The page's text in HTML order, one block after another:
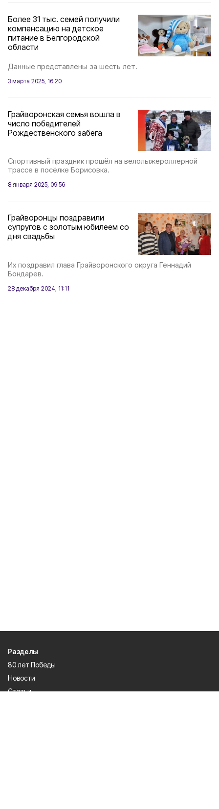
Более 31 тыс. семей получили
компенсацию на детское
питание в Белгородской
области
Данные представлены за шесть лет.
3 марта 2025, 16:20
Грайворонская семья вошла в
число победителей
Рождественского забега
Спортивный праздник прошёл на велолыжероллерной
трассе в посёлке Борисовка.
8 января 2025, 09:56
Грайворонцы поздравили
супругов с золотым юбилеем со
дня свадьбы
Их поздравил глава Грайворонского округа Геннадий
Бондарев.
28 декабря 2024, 11:11
Разделы
80 лет Победы
Новости
Статьи